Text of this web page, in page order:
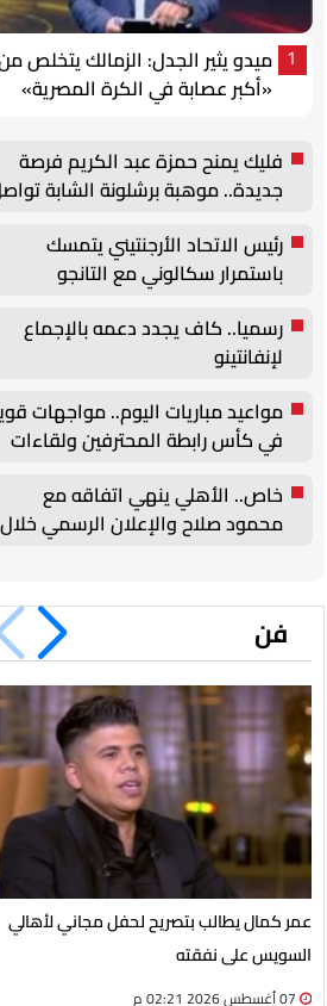
1
ميدو يثير الجدل: الزمالك يتخلص
«أكبر عصابة في الكرة المصرية»
فليك يمنح حمزة عبد الكريم فرصة
جديدة.. موهبة برشلونة الشابة
رئيس الاتحاد الأرجنتيني يتمسك
باستمرار سكالوني مع التانجو
رسميا.. كاف يجدد دعمه بالإجماع
لإنفانتينو
مواعيد مباريات اليوم.. مواجهات
في كأس رابطة المحترفين ولقاءات
ودية مرتقبة
خاص.. الأهلي ينهي اتفاقه مع
محمود صلاح والإعلان الرسمي خلال
فن
عمر كمال يطالب بتصريح لحفل مجاني لأهالي
السويس على نفقته